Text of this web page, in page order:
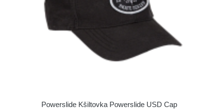
Powerslide Kšiltovka Powerslide USD Cap